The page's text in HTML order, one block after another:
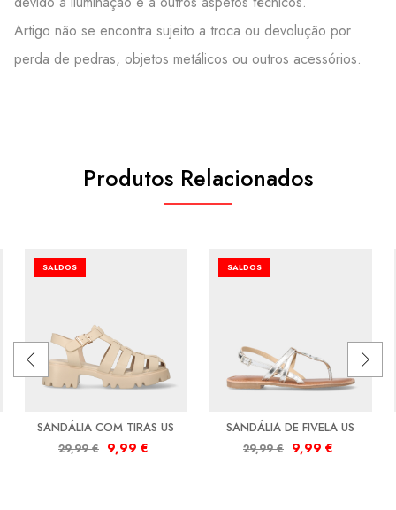
Artigo não se encontra sujeito a troca ou devolução por
perda de pedras, objetos metálicos ou outros acessórios.
Produtos Relacionados
SALDOS
SANDÁLIA COM TIRAS US
29,99€ 9,99 €
SALDOS
SANDÁLIA DE FIVELA US
29,99€ 9,99 €